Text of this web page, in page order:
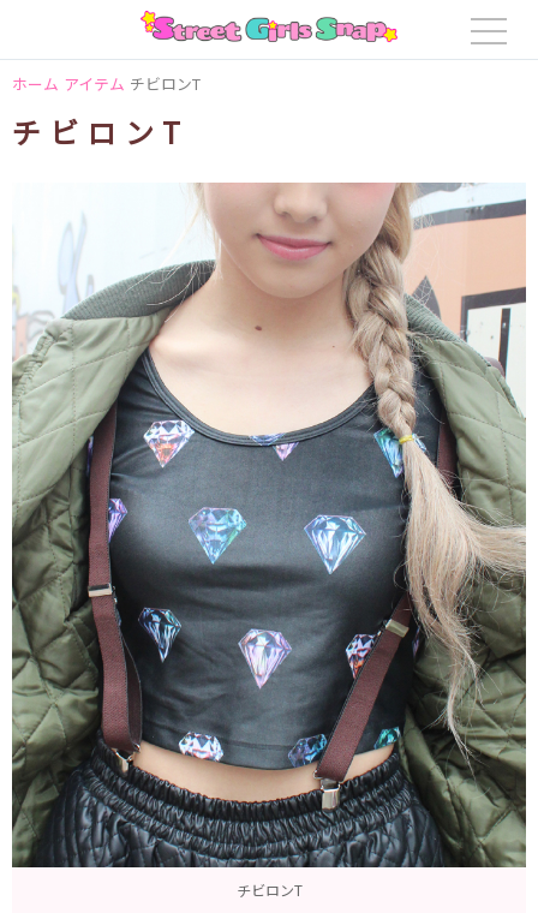
ホーム アイテム チビロンT
チビロンT
チビロンT